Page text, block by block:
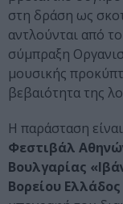
στη δράση ως
αντλούνται από
σύμπραξη
μουσικής
βεβαιότητα της
Η παράσταση
Φεστιβάλ
Βουλγαρίας
Βορείου